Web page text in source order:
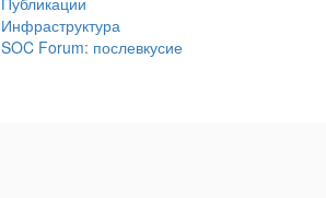
Инфраструктура
SOC Forum: послевкусие